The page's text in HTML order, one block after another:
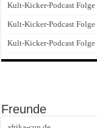
Kult-Kicker-Podcast Folge
Kult-Kicker-Podcast
Kult-Kicker-Podcast
Freunde